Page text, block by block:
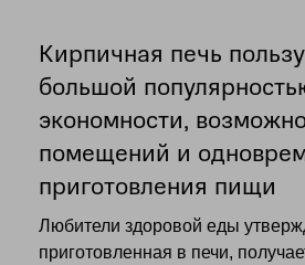
Кирпичная печь
большой
экономности,
помещений и
приготовления пищи
Любители здоровой еды
приготовленная в печи,